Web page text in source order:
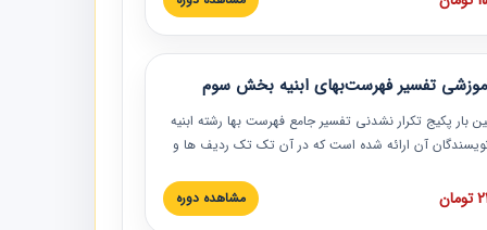
بها ارائه شده است. این دوره با کلام مهندس
مدیر پروژه مهندسی مشاور در امر بازنگری فهرست
حال فعالیت هستند حتما توصیه می کنیم از مطالب این
نمایند.
تفسیر فهرست‌بهای ابنیه بخش سوم
بار پکیج تکرار نشدنی تفسیر جامع فهرست بها رشته ابنیه
نویسندگان آن ارائه شده است که در آن تک تک ردیف ها و
و به همراه تصاویر عملیات اجرایی مرتبط با ردیف های
بها ارائه شده است. این دوره با کلام مهندس
مشاهده دوره